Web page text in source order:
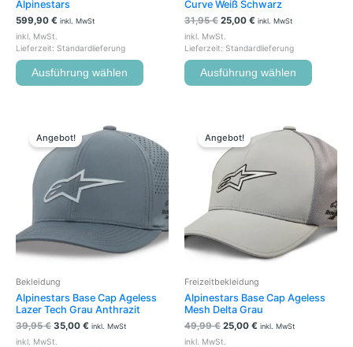
Alpinestars
599,90 € inkl. MwSt
inkl. MwSt.
Lieferzeit: Standardlieferung
Ausführung wählen
Curve Weiß Schwarz
31,95€ 25,00 € inkl. MwSt
inkl. MwSt.
Lieferzeit: Standardlieferung
Ausführung wählen
Angebot!
Bekleidung
Alpinestars Base Cap Ageless
Lazer Tech Grau Anthrazit
39,95€
war:
39,95 €
35,00 €
Preis
ist:
inkl. MwSt
inkl. MwSt.
Produkt
weist
mehrere
Varianten
auf.
Optionen
können
Produktseite
gewählt
Angebot!
Freizeitbekleidung
Alpinestars Base Cap Ageless
Mesh Delta Grau
49,99€
war:
49,99 €
25,00 €
Preis
inkl. MwSt
inkl. MwSt.
Produkt
weist
mehrere
auf.
Die
können
gewählt